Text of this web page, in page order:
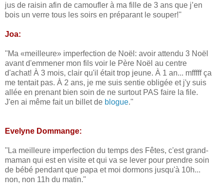
jus de raisin afin de camoufler à ma fille de 3 ans que j’en
bois un verre tous les soirs en préparant le souper!''
Joa:
''Ma «meilleure» imperfection de Noël: avoir attendu 3 Noël
avant d'emmener mon fils voir le Père Noël au centre
d'achat! À 3 mois, clair qu'il était trop jeune. À 1 an... mfffff ça
me tentait pas. À 2 ans, je me suis sentie obligée et j'y suis
allée en prenant bien soin de ne surtout PAS faire la file.
J'en ai même fait un billet de blogue.''
Evelyne Dommange:
''La meilleure imperfection du temps des Fêtes, c'est grand-
maman qui est en visite et qui va se lever pour prendre soin
de bébé pendant que papa et moi dormons jusqu'à 10h...
non, non 11h du matin."